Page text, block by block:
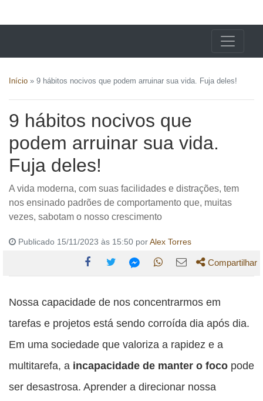
Início » 9 hábitos nocivos que podem arruinar sua vida. Fuja deles!
9 hábitos nocivos que
podem arruinar sua vida.
Fuja deles!
A vida moderna, com suas facilidades e distrações, tem
nos ensinado padrões de comportamento que, muitas
vezes, sabotam o nosso crescimento
Publicado 15/11/2023 às 15:50 porAlex Torres
esta
publicação
Facebook
esta
publicação
esta
publicação
esta
publicação
WhatsApp
esta
publicação
Email
Compartilhar
Nossa capacidade de nos concentrarmos em
tarefas e projetos está sendo corroída dia após dia.
Em uma sociedade que valoriza a rapidez e a
multitarefa, a incapacidade de manter o foco pode
ser desastrosa. Aprender a direcionar nossa